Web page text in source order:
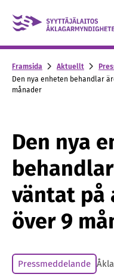
Skip to content -
Framsida Aktuellt
Den nya enheten behandlar
månader
Den nya
väntat på
över 9
Pressmeddelande